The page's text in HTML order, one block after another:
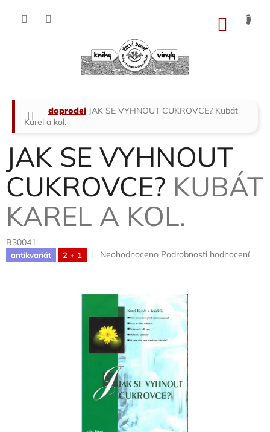
Domů
doprodej JAK SE VYHNOUT CUKROVCE? Kubát
Karel a kol.
JAK SE VYHNOUT
CUKROVCE? KUBÁT
KAREL A KOL.
B30041
antikvariát 2 + 1
Průměrné
hvězdiček.
Neohodnoceno Podrobnosti hodnocení